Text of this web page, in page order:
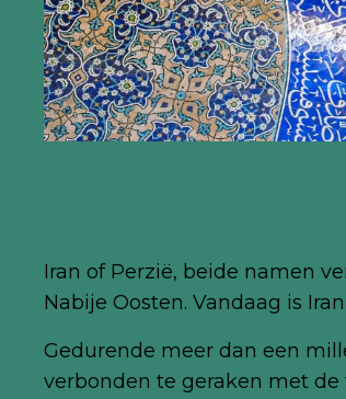
Iran of Perzië, beide namen
Nabije Oosten. Vandaag is
Gedurende meer dan een
verbonden te geraken met